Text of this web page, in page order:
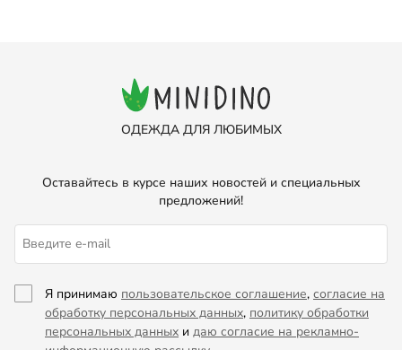
ОДЕЖДА ДЛЯ ЛЮБИМЫХ
Оставайтесь в курсе наших новостей и специальных
предложений!
Я принимаю пользовательское соглашение, согласие на
обработку персональных данных, политику обработки
персональных данных и даю согласие на рекламно-